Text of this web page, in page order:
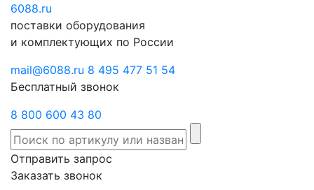
6088.ru
поставки оборудования
и комплектующих по России
mail@6088.ru 8 495 477 51 54
Бесплатный звонок
8 800 600 43 80
Отправить запрос
Заказать звонок
Отправить
запрос
звонок